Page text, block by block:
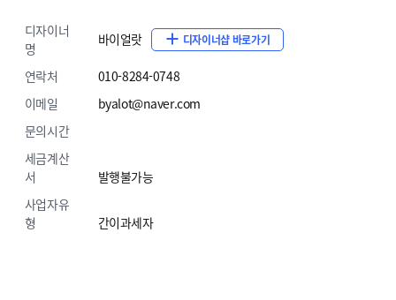
원하시는 컬러 코드만 입력하면,손쉽게 원하는
색상으로 변신할 수 있어요. 작은 변화로도 특별한
분위기를 연출해 보세요.
고정되어있습니다.
디자이너
명
바이얼랏 디자이너샵 바로가기
연락처
010-8284-0748
이메일
byalot@naver.com
문의시간
세금계산
서
발행불가능
사업자유
형
간이과세자